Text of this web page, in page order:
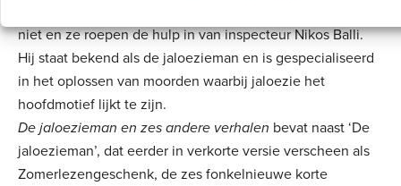
niet en ze roepen de hulp in van inspecteur Nikos Balli.
Hij staat bekend als de jaloezieman en is gespecialiseerd
in het oplossen van moorden waarbij jaloezie het
hoofdmotief lijkt te zijn.
De jaloezieman en zes andere verhalen bevat naast ‘De
jaloezieman’, dat eerder in verkorte versie verscheen als
Zomerlezengeschenk, de zes fonkelnieuwe korte